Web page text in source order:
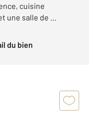
cuisine
une salle de ...
du bien